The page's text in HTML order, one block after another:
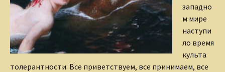
западно
м мире
наступи
ло время
культа
толерантности. Все приветствуем, все принимаем, все